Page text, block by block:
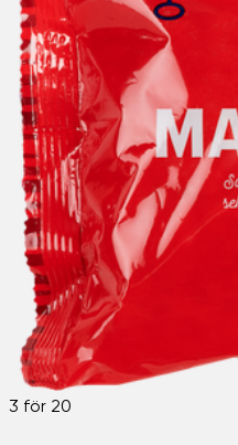
3 för 20